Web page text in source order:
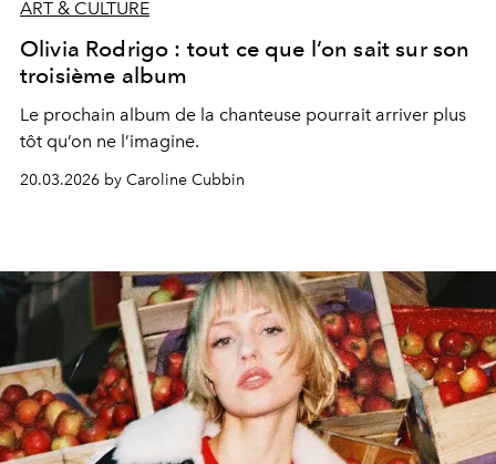
ART & CULTURE
Olivia Rodrigo : tout ce que l’on sait sur son
troisième album
Le prochain album de la chanteuse pourrait arriver plus
tôt qu’on ne l’imagine.
20.03.2026 by Caroline Cubbin